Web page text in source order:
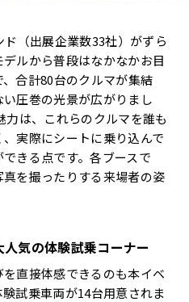
（出展企業数33社）がずら
ルから普段はなかなかお目
合計80台のクルマが集結
圧巻の光景が広がりまし
は、これらのクルマを誰も
実際にシートに乗り込んで
きる点です。各ブースで
を撮ったりする来場者の姿
気の体験試乗コーナー
直接体感できるのも本イベ
試乗車両が14台用意されま